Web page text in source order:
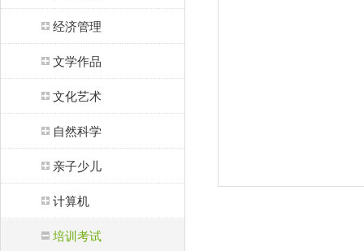
经济管理
文学作品
文化艺术
自然科学
亲子少儿
计算机
培训考试